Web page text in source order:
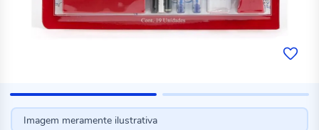
Imagem meramente ilustrativa